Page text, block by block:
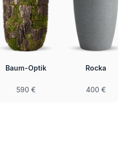
Baum-Optik
590 €
Rocka
400 €